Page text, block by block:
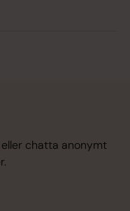
chatta anonymt